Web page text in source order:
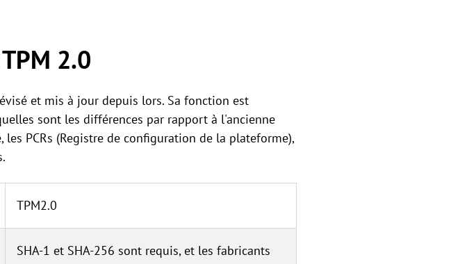
2.0
et mis à jour depuis lors. Sa fonction est
sont les différences par rapport à l'ancienne
PCRs (Registre de configuration de la plateforme),
TPM2.0
SHA-1 et SHA-256 sont requis, et les fabricants